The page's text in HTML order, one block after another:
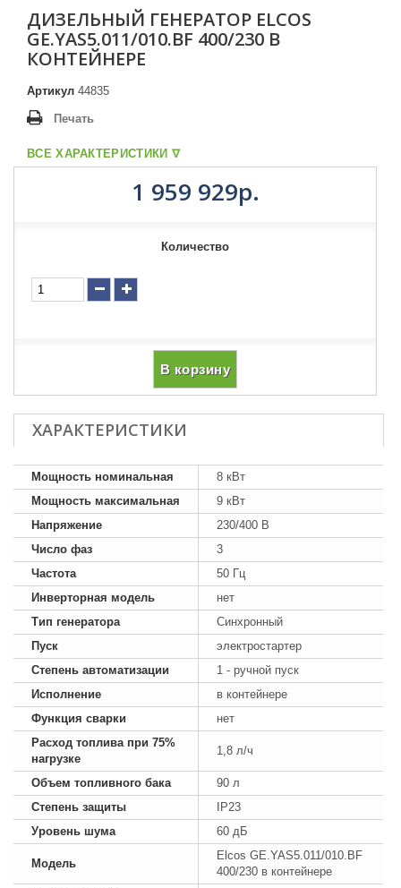
ДИЗЕЛЬНЫЙ ГЕНЕРАТОР ELCOS
GE.YAS5.011/010.BF 400/230 В
КОНТЕЙНЕРЕ
Артикул 44835
Печать
ВСЕ ХАРАКТЕРИСТИКИ ᐁ
1 959 929р.
Количество
В корзину
ХАРАКТЕРИСТИКИ
Мощность номинальная
8 кВт
Мощность максимальная
9 кВт
Напряжение
230/400 В
Число фаз
3
Частота
50 Гц
Инверторная модель
нет
Тип генератора
Синхронный
Пуск
электростартер
Степень автоматизации
1 - ручной пуск
Исполнение
в контейнере
Функция сварки
нет
Расход топлива при 75%
нагрузке
1,8 л/ч
Объем топливного бака
90 л
Степень защиты
IP23
Уровень шума
60 дБ
Модель
Elcos GE.YAS5.011/010.BF
400/230 в контейнере